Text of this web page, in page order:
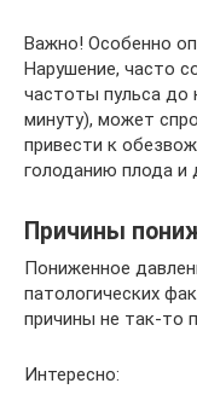
Важно! Особенно
Нарушение, часто
частоты пульса до
минуту), может
привести к
голоданию плода
Причины
Пониженное
патологических
причины не так-то
Интересно: